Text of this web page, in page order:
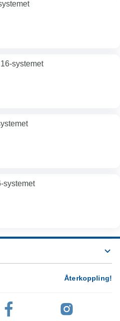
systemet
systemet
Återkoppling!